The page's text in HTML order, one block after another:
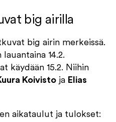
big airilla
big airin merkeissä.
14.2.
käydään 15.2. Niihin
Koivisto ja Elias
aikataulut ja tulokset: